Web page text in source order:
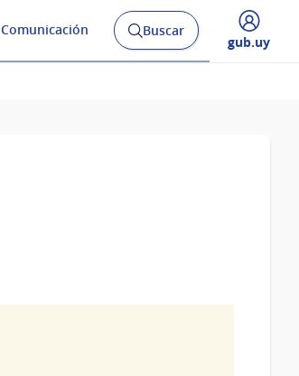
Comunicación
Abrir
buscador
Buscar
Desplegar
gub.uy